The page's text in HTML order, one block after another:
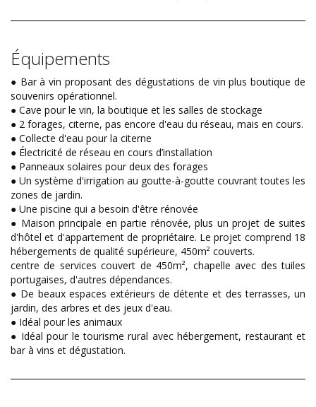
Équipements
● Bar à vin proposant des dégustations de vin plus boutique de
souvenirs opérationnel.
● Cave pour le vin, la boutique et les salles de stockage
● 2 forages, citerne, pas encore d'eau du réseau, mais en cours.
● Collecte d'eau pour la citerne
● Électricité de réseau en cours d’installation
● Panneaux solaires pour deux des forages
● Un système d'irrigation au goutte-à-goutte couvrant toutes les
zones de jardin.
● Une piscine qui a besoin d'être rénovée
● Maison principale en partie rénovée, plus un projet de suites
d'hôtel et d'appartement de propriétaire. Le projet comprend 18
hébergements de qualité supérieure, 450m² couverts.
centre de services couvert de 450m², chapelle avec des tuiles
portugaises, d'autres dépendances.
● De beaux espaces extérieurs de détente et des terrasses, un
jardin, des arbres et des jeux d'eau.
● Idéal pour les animaux
● Idéal pour le tourisme rural avec hébergement, restaurant et
bar à vins et dégustation.